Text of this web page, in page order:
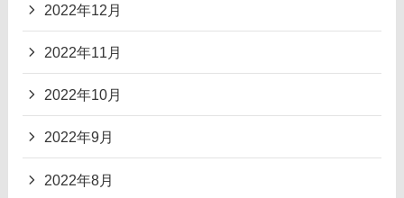
2022年12月
2022年11月
2022年10月
2022年9月
2022年8月